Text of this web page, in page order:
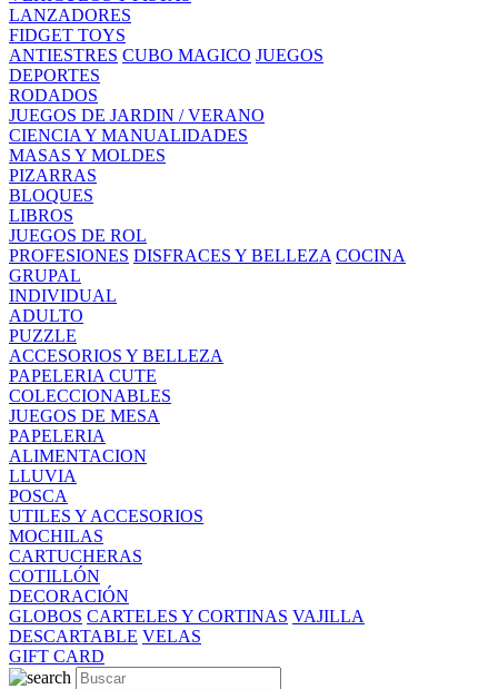
LANZADORES
FIDGET TOYS
ANTIESTRES CUBO MAGICO JUEGOS
DEPORTES
RODADOS
JUEGOS DE JARDIN / VERANO
CIENCIA Y MANUALIDADES
MASAS Y MOLDES
PIZARRAS
BLOQUES
LIBROS
JUEGOS DE ROL
PROFESIONES DISFRACES Y BELLEZA COCINA
GRUPAL
INDIVIDUAL
ADULTO
PUZZLE
ACCESORIOS Y BELLEZA
PAPELERIA CUTE
COLECCIONABLES
JUEGOS DE MESA
PAPELERIA
ALIMENTACION
LLUVIA
POSCA
UTILES Y ACCESORIOS
MOCHILAS
CARTUCHERAS
COTILLÓN
DECORACIÓN
GLOBOS CARTELES Y CORTINAS VAJILLA
DESCARTABLE VELAS
GIFT CARD